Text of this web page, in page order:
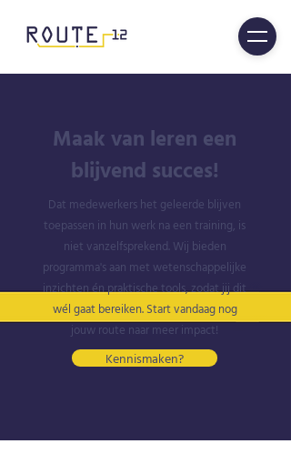
Maak van leren een
blijvend succes!
Dat medewerkers het geleerde blijven
toepassen in hun werk na een training, is
niet vanzelfsprekend. Wij bieden
programma's aan met wetenschappelijke
inzichten én praktische tools, zodat jij dit
wél gaat bereiken. Start vandaag nog
jouw route naar meer impact!
Kennismaken?